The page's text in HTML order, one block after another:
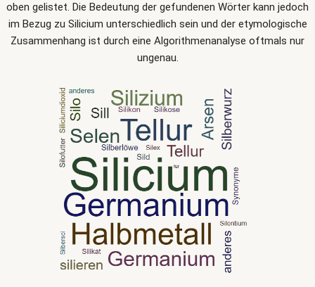
oben gelistet. Die Bedeutung der gefundenen Wörter kann jedoch
im Bezug zu Silicium unterschiedlich sein und der etymologische
Zusammenhang ist durch eine Algorithmenanalyse oftmals nur
ungenau.